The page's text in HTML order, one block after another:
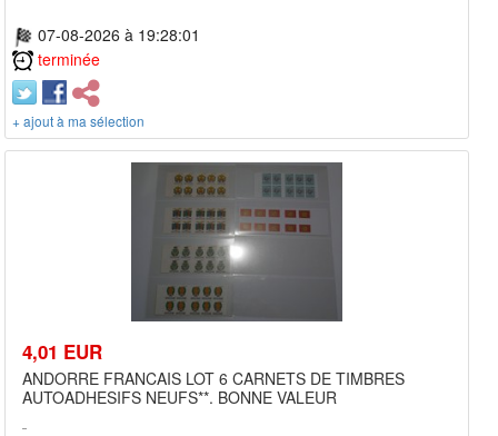
07-08-2026 à 19:28:01
terminée
+ ajout à ma sélection
4,01 EUR
ANDORRE FRANCAIS LOT 6 CARNETS DE TIMBRES
AUTOADHESIFS NEUFS**. BONNE VALEUR